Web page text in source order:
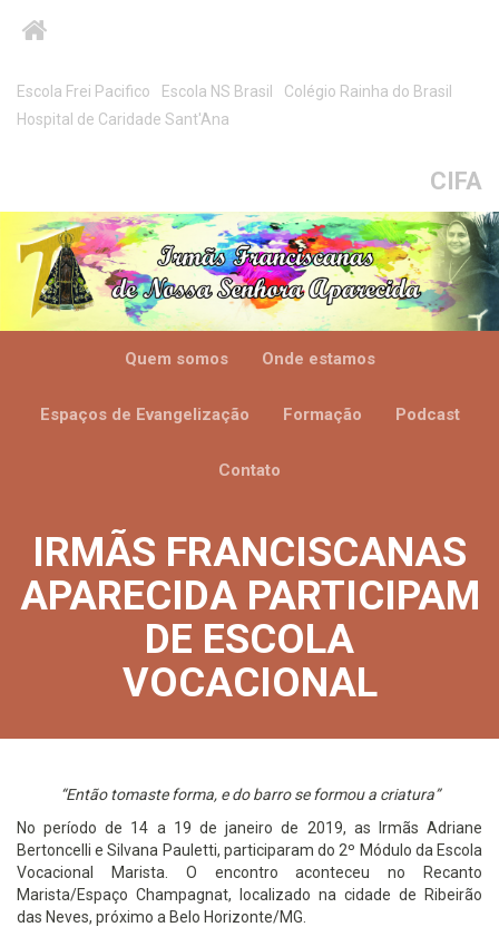
Escola Frei Pacifico Escola NS Brasil
Colégio Rainha do Brasil
Hospital de Caridade Sant'Ana
CIFA
Quem somos Onde estamos
Espaços de Evangelização Formação Podcast
Contato
IRMÃS FRANCISCANAS
APARECIDA PARTICIPAM
DE ESCOLA
VOCACIONAL
“Então tomaste forma, e do barro se formou a criatura”
No período de 14 a 19 de janeiro de 2019, as Irmãs Adriane
Bertoncelli e Silvana Pauletti, participaram do 2º Módulo da Escola
Vocacional Marista. O encontro aconteceu no Recanto
Marista/Espaço Champagnat, localizado na cidade de Ribeirão
das Neves, próximo a Belo Horizonte/MG.